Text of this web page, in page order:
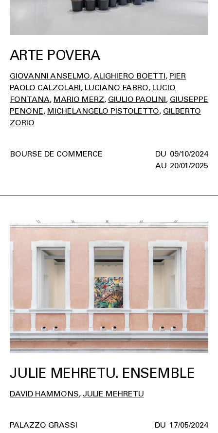
ARTE POVERA
GIOVANNI ANSELMO ALIGHIERO BOETTI PIER
PAOLO CALZOLARI LUCIANO FABRO LUCIO
FONTANA MARIO MERZ GIULIO PAOLINI GIUSEPPE
PENONE MICHELANGELO PISTOLETTO GILBERTO
ZORIO
09/10/2024
20/01/2025
BOURSE DE COMMERCE
JULIE MEHRETU. ENSEMBLE
DAVID HAMMONS JULIE MEHRETU
17/05/2024
PALAZZO GRASSI